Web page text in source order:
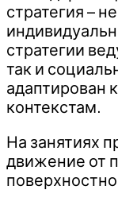
стратегия –
стратегии
так и
адаптирован
контекстам.
На занятиях
движение от